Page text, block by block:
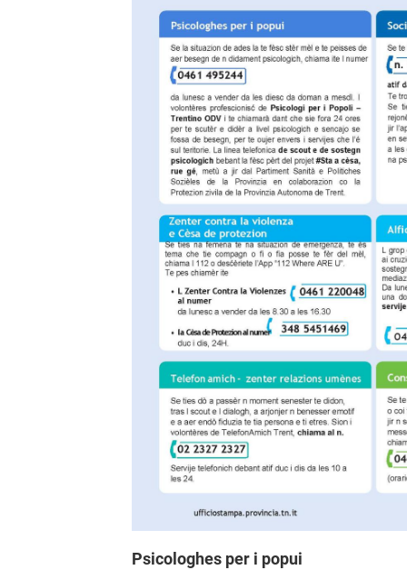
Psicologhes per i popui